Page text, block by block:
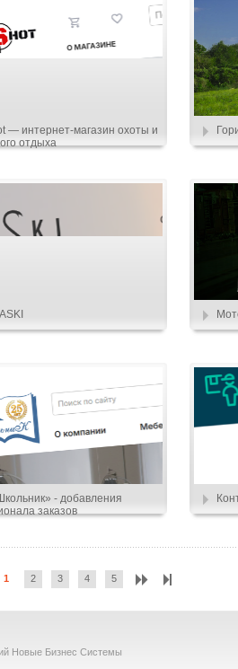
— интернет-магазин охоты и
отдыха
- добавления
заказов
1 2 3 4 5
Новые Бизнес Системы